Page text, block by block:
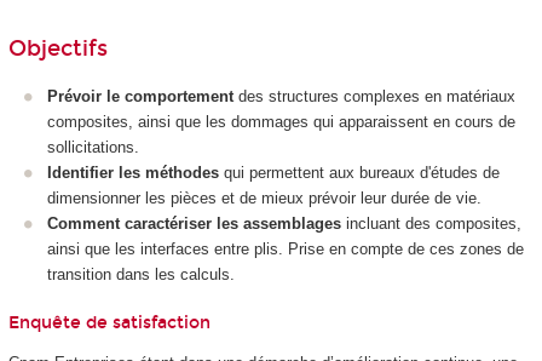
Objectifs
Prévoir le comportement des structures complexes en matériaux
composites, ainsi que les dommages qui apparaissent en cours de
sollicitations.
Identifier les méthodes qui permettent aux bureaux d'études de
dimensionner les pièces et de mieux prévoir leur durée de vie.
Comment caractériser les assemblages incluant des composites,
ainsi que les interfaces entre plis. Prise en compte de ces zones de
transition dans les calculs.
Enquête de satisfaction